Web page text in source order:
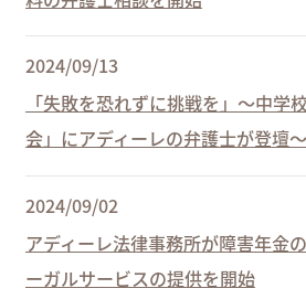
2024/09/13
「失敗を恐れずに挑戦を」～中学
会」にアディーレの弁護士が登壇～
2024/09/02
アディーレ法律事務所が障害年金
ーガルサービスの提供を開始